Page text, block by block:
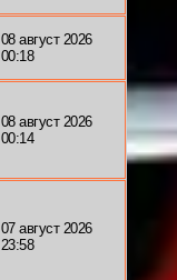
08 август 2026
00:18
08 август 2026
00:14
07 август 2026
23:58